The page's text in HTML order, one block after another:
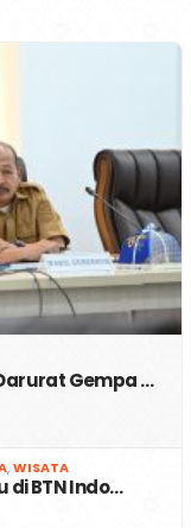
Gempa …
,WISATA
di BTN Indo…